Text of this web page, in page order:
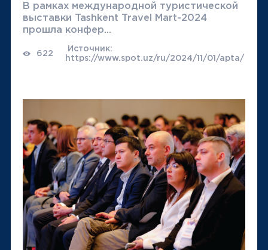
В рамках международной туристической
выставки Tashkent Travel Mart-2024
прошла конфер...
622
Источник:
https://www.spot.uz/ru/2024/11/01/apta/